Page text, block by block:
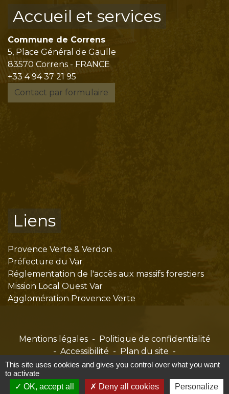
Accueil et services
Commune de Correns
5, Place Général de Gaulle
83570 Correns - FRANCE
+33 4 94 37 21 95
Contact par formulaire
Liens
Provence Verte & Verdon
Préfecture du Var
Réglementation de l'accès aux massifs forestiers
Mission Local Ouest Var
Agglomération Provence Verte
Mentions légales -
Politique de confidentialité
- Accessibilité - Plan du site -
Gestion des cookies
Site créé en partenariat avec Réseau des Communes
This site uses cookies and gives you control over what you want
to activate
OK, accept all
Deny all cookies Personalize